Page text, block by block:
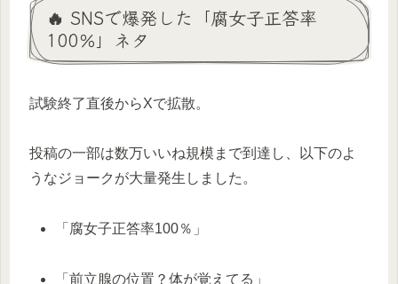
🔥 SNSで爆発した「腐女子正答率
100％」ネタ
試験終了直後からXで拡散。
投稿の一部は数万いいね規模まで到達し、以下のよ
うなジョークが大量発生しました。
「腐女子正答率100％」
「前立腺の位置？体が覚えてる」